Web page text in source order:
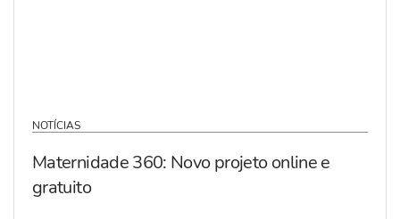
NOTÍCIAS
Maternidade 360: Novo projeto online e
gratuito